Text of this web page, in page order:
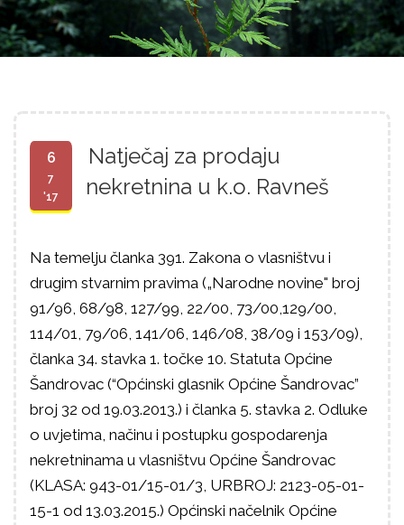
6
7
'17
Natječaj za prodaju
nekretnina u k.o. Ravneš
Na temelju članka 391. Zakona o vlasništvu i
drugim stvarnim pravima („Narodne novine" broj
91/96, 68/98, 127/99, 22/00, 73/00,129/00,
114/01, 79/06, 141/06, 146/08, 38/09 i 153/09),
članka 34. stavka 1. točke 10. Statuta Općine
Šandrovac (“Općinski glasnik Općine Šandrovac”
broj 32 od 19.03.2013.) i članka 5. stavka 2. Odluke
o uvjetima, načinu i postupku gospodarenja
nekretninama u vlasništvu Općine Šandrovac
(KLASA: 943-01/15-01/3, URBROJ: 2123-05-01-
15-1 od 13.03.2015.) Općinski načelnik Općine